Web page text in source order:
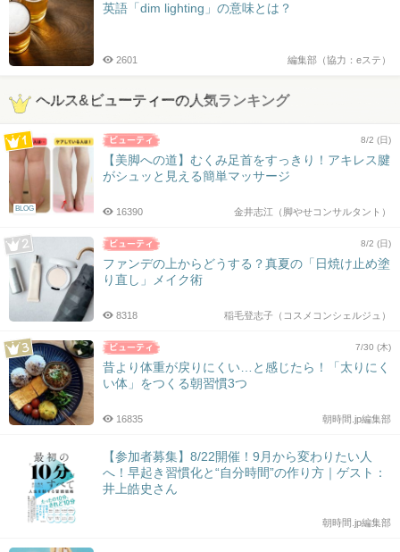
英語「dim lighting」の意味とは？
編集部（協力：eステ）
2601
ヘルス&ビューティーの人気ランキング
BLOG
8/2 (日)
【美脚への道】むくみ足首をすっきり！アキレス腱
がシュッと見える簡単マッサージ
金井志江（脚やせコンサルタント）
16390
8/2 (日)
ファンデの上からどうする？真夏の「日焼け止め塗
り直し」メイク術
稲毛登志子（コスメコンシェルジュ）
8318
7/30 (木)
昔より体重が戻りにくい…と感じたら！「太りにく
い体」をつくる朝習慣3つ
朝時間.jp編集部
16835
【参加者募集】8/22開催！9月から変わりたい人
へ！早起き習慣化と“自分時間”の作り方｜ゲスト：
井上皓史さん
朝時間.jp編集部